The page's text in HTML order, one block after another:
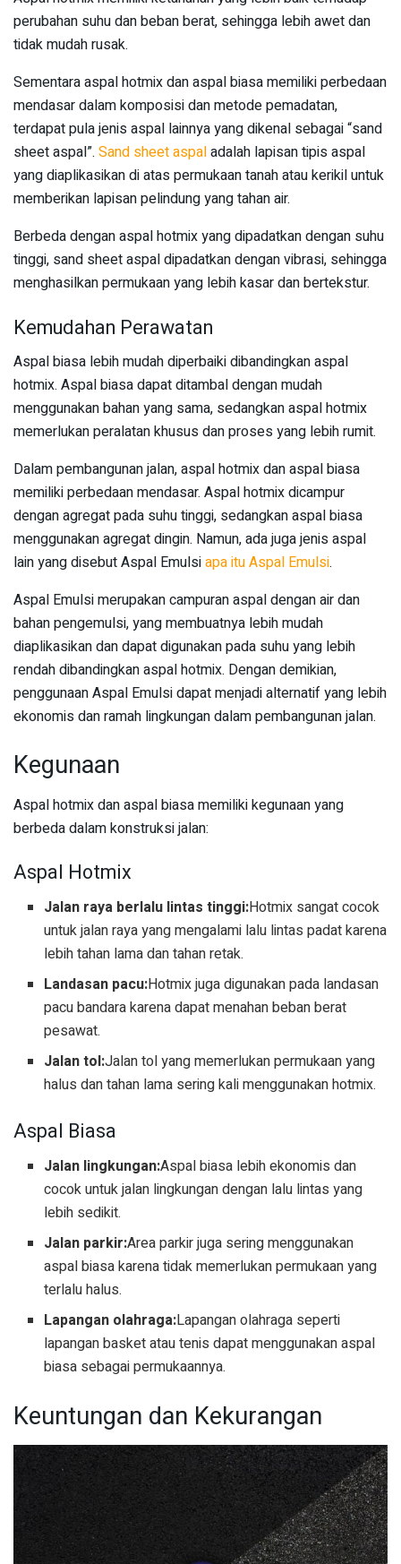
perubahan suhu dan beban berat, sehingga lebih awet dan
tidak mudah rusak.
Sementara aspal hotmix dan aspal biasa memiliki perbedaan
mendasar dalam komposisi dan metode pemadatan,
terdapat pula jenis aspal lainnya yang dikenal sebagai “sand
sheet aspal”. Sand sheet aspaladalah lapisan tipis aspal
yang diaplikasikan di atas permukaan tanah atau kerikil untuk
memberikan lapisan pelindung yang tahan air.
Berbeda dengan aspal hotmix yang dipadatkan dengan suhu
tinggi, sand sheet aspal dipadatkan dengan vibrasi, sehingga
menghasilkan permukaan yang lebih kasar dan bertekstur.
Kemudahan Perawatan
Aspal biasa lebih mudah diperbaiki dibandingkan aspal
hotmix. Aspal biasa dapat ditambal dengan mudah
menggunakan bahan yang sama, sedangkan aspal hotmix
memerlukan peralatan khusus dan proses yang lebih rumit.
Dalam pembangunan jalan, aspal hotmix dan aspal biasa
memiliki perbedaan mendasar. Aspal hotmix dicampur
dengan agregat pada suhu tinggi, sedangkan aspal biasa
menggunakan agregat dingin. Namun, ada juga jenis aspal
lain yang disebut Aspal Emulsiapa itu Aspal Emulsi.
Aspal Emulsi merupakan campuran aspal dengan air dan
bahan pengemulsi, yang membuatnya lebih mudah
diaplikasikan dan dapat digunakan pada suhu yang lebih
rendah dibandingkan aspal hotmix. Dengan demikian,
penggunaan Aspal Emulsi dapat menjadi alternatif yang lebih
ekonomis dan ramah lingkungan dalam pembangunan jalan.
Kegunaan
Aspal hotmix dan aspal biasa memiliki kegunaan yang
berbeda dalam konstruksi jalan:
Aspal Hotmix
Jalan raya berlalu lintas tinggi:Hotmix sangat cocok
untuk jalan raya yang mengalami lalu lintas padat karena
lebih tahan lama dan tahan retak.
Landasan pacu:Hotmix juga digunakan pada landasan
pacu bandara karena dapat menahan beban berat
pesawat.
Jalan tol:Jalan tol yang memerlukan permukaan yang
halus dan tahan lama sering kali menggunakan hotmix.
Aspal Biasa
Jalan lingkungan:Aspal biasa lebih ekonomis dan
cocok untuk jalan lingkungan dengan lalu lintas yang
lebih sedikit.
Jalan parkir:Area parkir juga sering menggunakan
aspal biasa karena tidak memerlukan permukaan yang
terlalu halus.
Lapangan olahraga:Lapangan olahraga seperti
lapangan basket atau tenis dapat menggunakan aspal
biasa sebagai permukaannya.
Keuntungan dan Kekurangan